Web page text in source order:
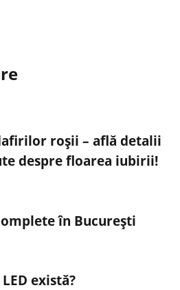
roșii – află detalii
despre floarea iubirii!
în București
există?